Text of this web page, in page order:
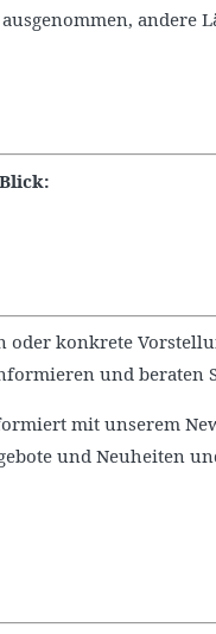
andere
oder konkrete
und beraten
mit unserem
und Neuheiten